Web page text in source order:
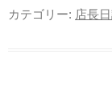
カテゴリー: 店長